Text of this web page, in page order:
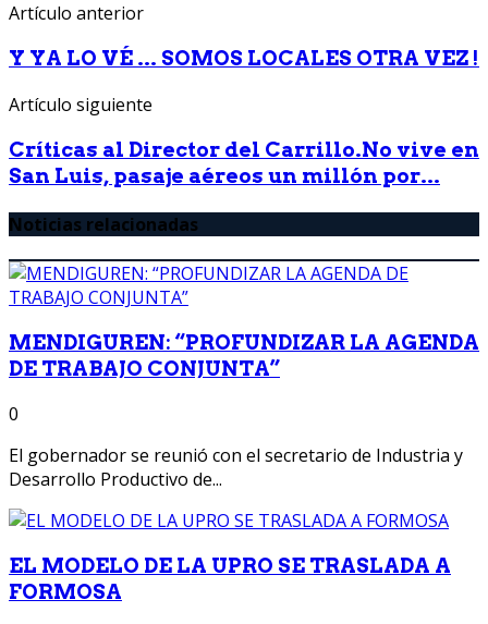
Artículo anterior
Y YA LO VÉ ... SOMOS LOCALES OTRA VEZ !
Artículo siguiente
Críticas al Director del Carrillo.No vive en
San Luis, pasaje aéreos un millón por...
Noticias relacionadas
MENDIGUREN: “PROFUNDIZAR LA AGENDA
DE TRABAJO CONJUNTA”
0
El gobernador se reunió con el secretario de Industria y
Desarrollo Productivo de...
EL MODELO DE LA UPRO SE TRASLADA A
FORMOSA